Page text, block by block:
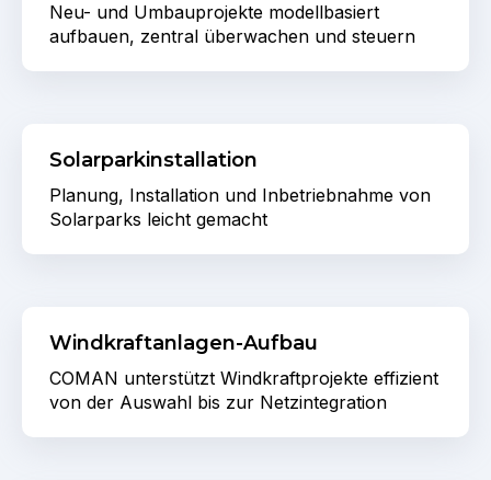
Neu- und Umbauprojekte modellbasiert
aufbauen, zentral überwachen und steuern
Solarparkinstallation
Planung, Installation und Inbetriebnahme von
Solarparks leicht gemacht
Windkraftanlagen-Aufbau
COMAN unterstützt Windkraftprojekte effizient
von der Auswahl bis zur Netzintegration